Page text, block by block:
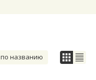
по названию